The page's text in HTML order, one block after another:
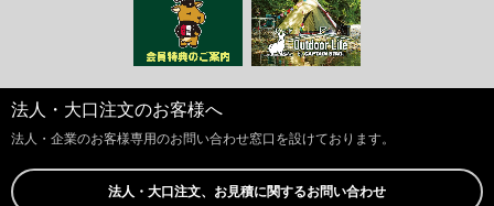
法人・大口注文のお客様へ
法人・企業のお客様専用のお問い合わせ窓口を設けております。
法人・大口注文、お見積に関するお問い合わせ